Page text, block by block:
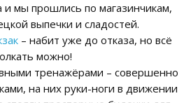
и мы прошлись по магазинчикам,
выпечки и сладостей.
– набит уже до отказа, но всё
можно!
тренажёрами – совершенно
на них руки-ноги в движении